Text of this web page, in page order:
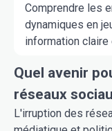
Comprendre les
dynamiques en
information claire
Quel avenir
réseaux
L'irruption des